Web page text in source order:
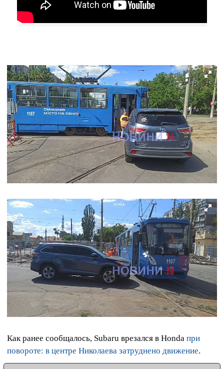
Как ранее сообщалось, Subaru врезался в Honda при
повороте: в центре Николаева затруднено движение.